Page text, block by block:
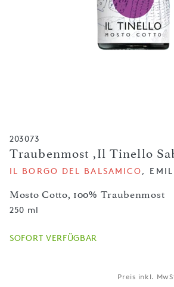
203073
Traubenmost ,Il Tinello
Mosto Cotto, 100% Traubenmost
IL BORGO DEL BALSAMICO,
250 ml
SOFORT VERFÜGBAR
Preis inkl.